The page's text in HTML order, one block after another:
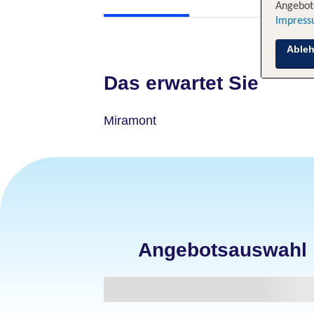
Das erwartet Sie
Miramont
Angebotsauswahl